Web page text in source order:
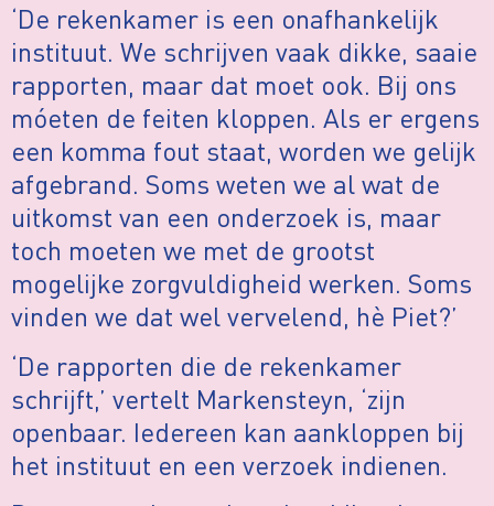
‘De rekenkamer is een onafhankelijk
instituut. We schrijven vaak dikke, saaie
rapporten, maar dat moet ook. Bij ons
móeten de feiten kloppen. Als er ergens
een komma fout staat, worden we gelijk
afgebrand. Soms weten we al wat de
uitkomst van een onderzoek is, maar
toch moeten we met de grootst
mogelijke zorgvuldigheid werken. Soms
vinden we dat wel vervelend, hè Piet?’
‘De rapporten die de rekenkamer
schrijft,’ vertelt Markensteyn, ‘zijn
openbaar. Iedereen kan aankloppen bij
het instituut en een verzoek indienen.